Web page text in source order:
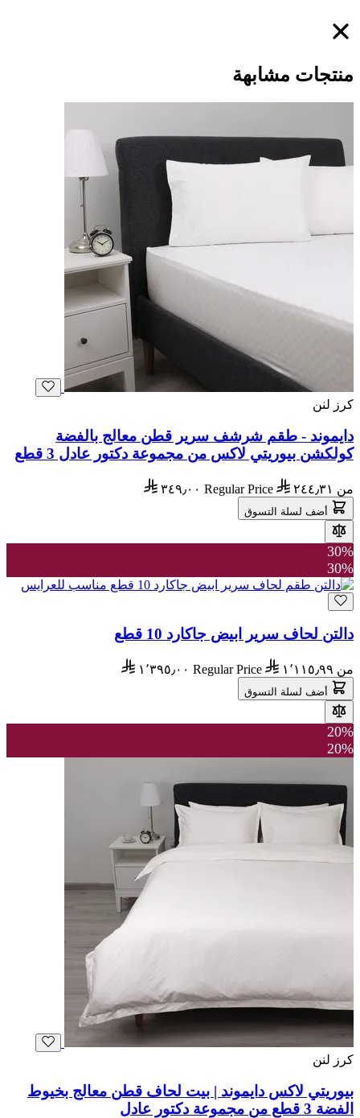
منتجات مشابهة
كرز لنن
دايموند - طقم شرشف سرير قطن معالج بالفضة
كولكشن بيوريتي لاكس من مجموعة دكتور عادل 3 قطع
من ٢٤٤٫٣١ Regular Price ٣٤٩٫٠٠
أضف لسلة التسوق
30%
30%
دالتن لحاف سرير ابيض جاكارد 10 قطع
من ١٬١١٥٫٩٩ Regular Price ١٬٣٩٥٫٠٠
أضف لسلة التسوق
20%
20%
كرز لنن
بيوريتي لاكس دايموند | بيت لحاف قطن معالج بخيوط
الفضة 3 قطع من مجموعة دكتور عادل